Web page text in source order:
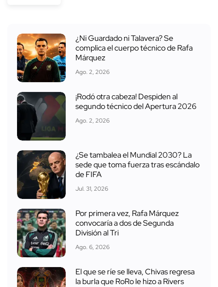
¿Ni Guardado ni Talavera? Se
complica el cuerpo técnico de Rafa
Márquez
Ago. 2, 2026
¡Rodó otra cabeza! Despiden al
segundo técnico del Apertura 2026
Ago. 2, 2026
¿Se tambalea el Mundial 2030? La
sede que toma fuerza tras escándalo
de FIFA
Jul. 31, 2026
Por primera vez, Rafa Márquez
convocaría a dos de Segunda
División al Tri
Ago. 6, 2026
El que se ríe se lleva, Chivas regresa
la burla que RoRo le hizo a Rivers